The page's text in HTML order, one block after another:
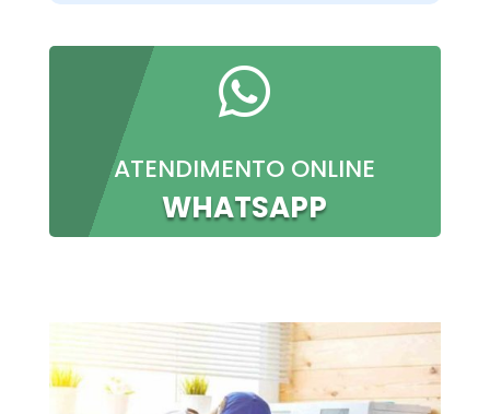

ATENDIMENTO ONLINE
WHATSAPP